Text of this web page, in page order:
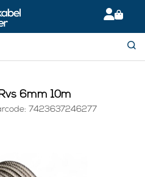
in NL
6mm 10m
7423637246277